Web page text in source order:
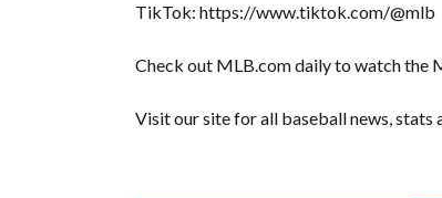
TikTok: https://www.tiktok.com/@mlb
Check out MLB.com daily to watch the
Visit our site for all baseball news,